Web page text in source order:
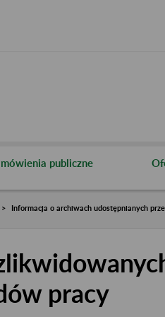
publiczne
Informacja o archiwach udostępnianych
pracy